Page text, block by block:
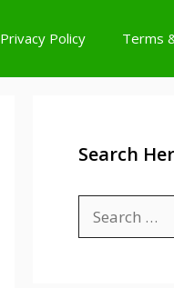
Privacy Policy Terms
Search
Search
for: